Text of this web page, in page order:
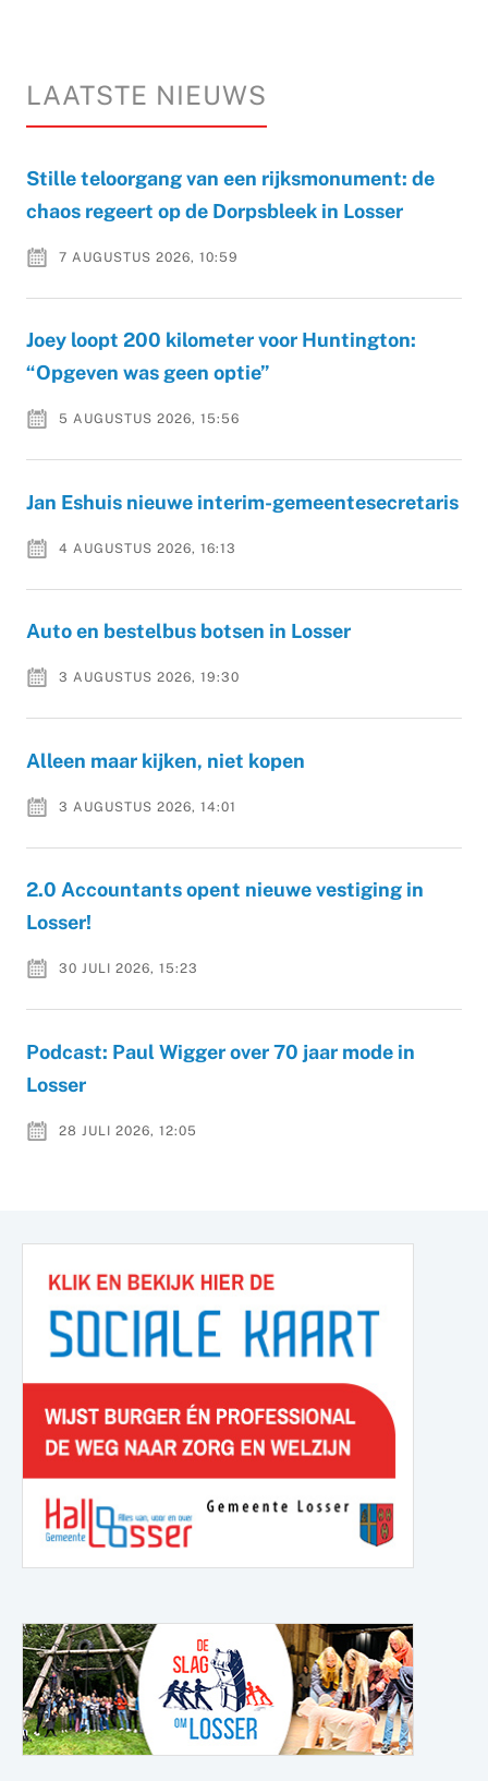
LAATSTE NIEUWS
Stille teloorgang van een rijksmonument: de
chaos regeert op de Dorpsbleek in Losser
7 AUGUSTUS 2026, 10:59
Joey loopt 200 kilometer voor Huntington:
“Opgeven was geen optie”
5 AUGUSTUS 2026, 15:56
Jan Eshuis nieuwe interim-gemeentesecretaris
4 AUGUSTUS 2026, 16:13
Auto en bestelbus botsen in Losser
3 AUGUSTUS 2026, 19:30
Alleen maar kijken, niet kopen
3 AUGUSTUS 2026, 14:01
2.0 Accountants opent nieuwe vestiging in
Losser!
30 JULI 2026, 15:23
Podcast: Paul Wigger over 70 jaar mode in
Losser
28 JULI 2026, 12:05